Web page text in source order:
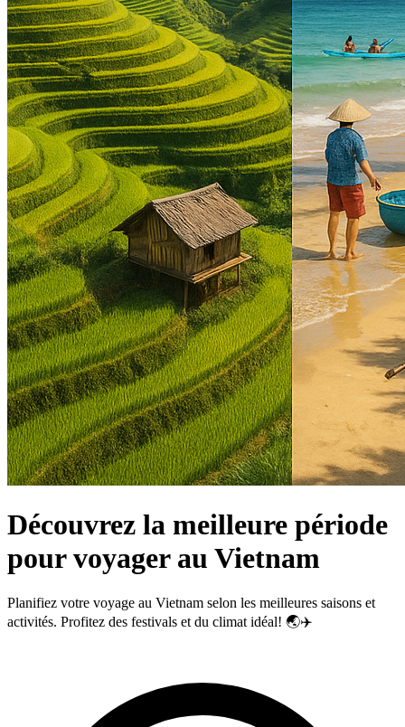
Découvrez la meilleure période
pour voyager au Vietnam
Planifiez votre voyage au Vietnam selon les meilleures saisons et
activités. Profitez des festivals et du climat idéal! 🌏✈️